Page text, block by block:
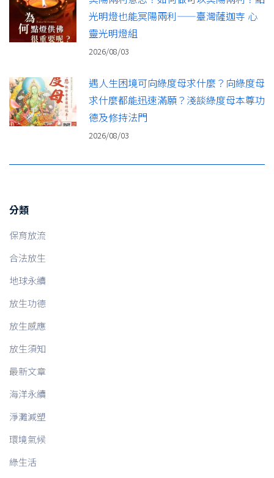
光明燈也能冥陽兩利——臺灣薩迦寺 心
靈光明燈組
2026/08/03
遇人生困境可向綠度母求什麼？向綠度母
求什麼都能迅速滿願？淺談綠度母本尊功
德及修持法門
2026/08/03
分類
保育放流
合法放生
地球永續
放生功德
放生感應
放生須知
最新文章
海洋永續
淨灘減塑
環境氣候
綠生活